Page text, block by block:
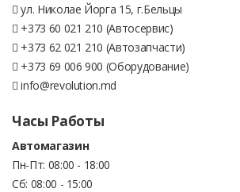
ул. Николае Йорга 15, г.Бельцы
+373 60 021 210 (Автосервис)
+373 62 021 210 (Автозапчасти)
+373 69 006 900 (Оборудование)
info@revolution.md
Часы Работы
Автомагазин
Пн-Пт: 08:00 - 18:00
Сб: 08:00 - 15:00